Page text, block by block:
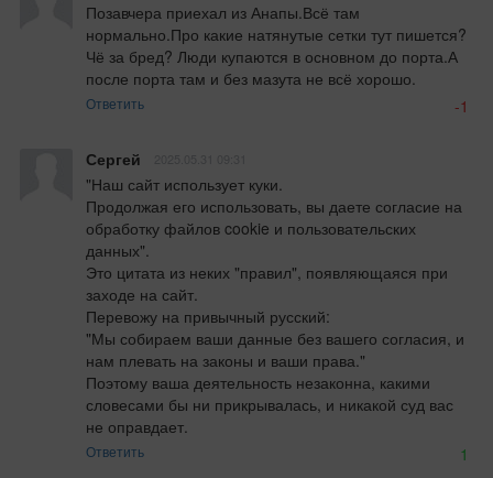
Позавчера приехал из Анапы.Всё там
нормально.Про какие натянутые сетки тут пишется?
Чё за бред? Люди купаются в основном до порта.А
после порта там и без мазута не всё хорошо.
Ответить -1
Сергей
"Наш сайт использует куки.
Продолжая его использовать, вы даете согласие на
обработку файлов cookie и пользовательских
данных".
Это цитата из неких "правил", появляющаяся при
заходе на сайт.
Перевожу на привычный русский:
"Мы собираем ваши данные без вашего согласия, и
нам плевать на законы и ваши права."
Поэтому ваша деятельность незаконна, какими
словесами бы ни прикрывалась, и никакой суд вас
не оправдает.
Ответить 1